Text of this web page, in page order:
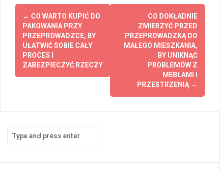
Post
navigation
← CO WARTO KUPIĆ DO
PAKOWANIA PRZY
PRZEPROWADZCE, BY
UŁATWIĆ SOBIE CAŁY
PROCES I
ZABEZPIECZYĆ RZECZY
CO DOKŁADNIE
ZMIERZYĆ PRZED
PRZEPROWADZKĄ DO
MAŁEGO MIESZKANIA,
BY UNIKNĄĆ
PROBLEMÓW Z
MEBLAMI I
PRZESTRZENIĄ →
Search
for: